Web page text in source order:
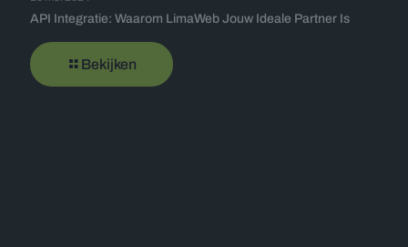
API Integratie: Waarom LimaWeb Jouw Ideale Partner Is
Bekijken